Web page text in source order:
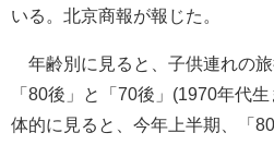
いる。北京商報が報じた。
年齢別に見ると、子供連れの
「80後」と「70後」(1970年代
体的に見ると、今年上半期、「